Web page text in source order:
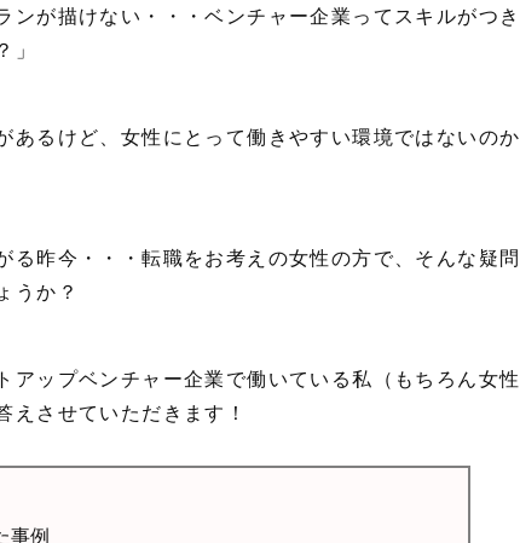
が描けない・・・ベンチャー企業ってスキルがつき
あるけど、女性にとって働きやすい環境ではないのか
昨今・・・転職をお考えの女性の方で、そんな疑問
うか？
ップベンチャー企業で働いている私（もちろん女性
させていただきます！